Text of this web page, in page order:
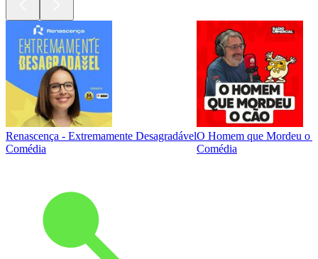
Renascença - Extremamente Desagradável
Comédia
O Homem que Mordeu o
Comédia